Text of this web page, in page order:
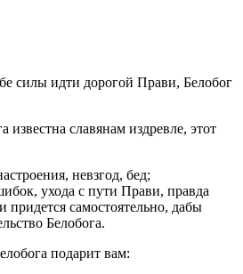
силы идти дорогой Прави, Белобог
известна славянам издревле, этот
невзгод, бед;
ухода с пути Прави, правда
придется самостоятельно, дабы
Белобога.
подарит вам: